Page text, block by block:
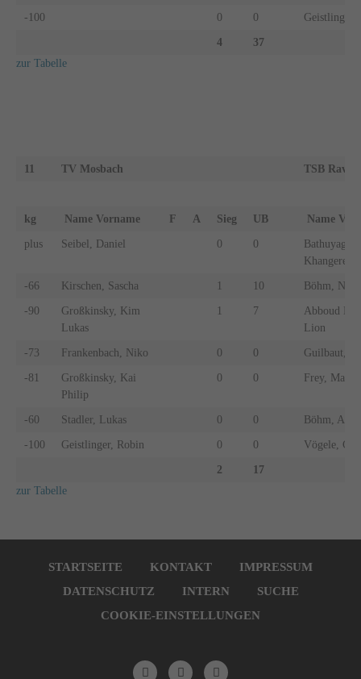
-100 0 0 Geistlinger,
4
37
zur Tabelle
11 TV Mosbach TSB
kg Name Vorname F A Sieg UB Name
plus Seibel, Daniel 0 0
Bathuyag,
Khangerel
-66 Kirschen, Sascha 10 Böhm,
-90
Großkinsky, Kim
Lukas
1 7
Abboud
Lion
-73 Frankenbach, Niko 0 0 Guilbaut,
-81
Großkinsky, Kai
Philip
0 0 Frey, Marco
-60 Stadler, Lukas 0 0 Böhm, Arne
-100 Geistlinger, Robin 0 0 Vögele,
2
17
zur Tabelle
überspringenSTARTSEITE KONTAKT
IMPRESSUM
DATENSCHUTZ
INTERN
SUCHE
COOKIE-EINSTELLUNGEN